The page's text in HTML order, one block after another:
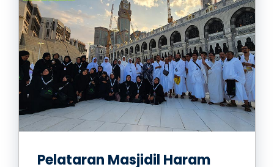
Pelataran Masjidil Haram